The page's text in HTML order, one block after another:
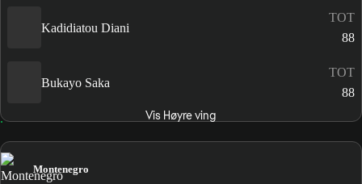
Kadidiatou Diani
TOT
88
Bukayo Saka
TOT
88
Vis Høyre ving
Montenegro